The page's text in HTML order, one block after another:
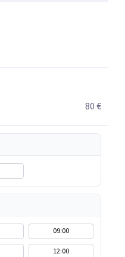
80 €
09:00
12:00